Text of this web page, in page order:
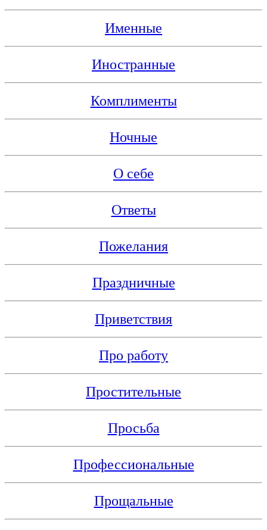
Именные
Иностранные
Комплименты
Ночные
О себе
Ответы
Пожелания
Праздничные
Приветствия
Про работу
Простительные
Просьба
Профессиональные
Прощальные